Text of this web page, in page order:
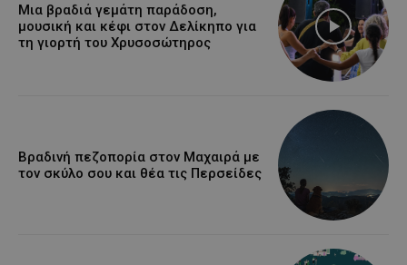
Μια βραδιά γεμάτη παράδοση,
μουσική και κέφι στον Δελίκηπο για
τη γιορτή του Χρυσοσώτηρος
Βραδινή πεζοπορία στον Μαχαιρά με
τον σκύλο σου και θέα τις Περσείδες